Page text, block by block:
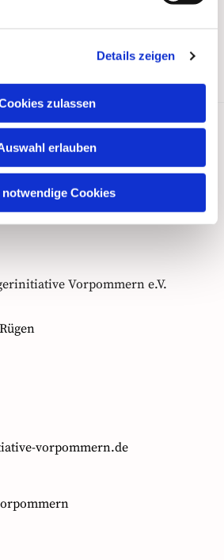
Details zeigen
zulassen
erlauben
notwendige Cookies
Vorpommern e.V.
vorpommern.de